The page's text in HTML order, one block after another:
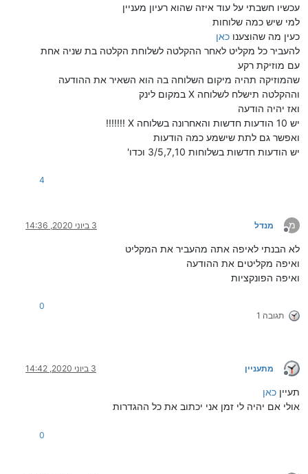
עכשיו חשבתי על עוד איזה שהוא רעיון מעניין
למי שיש כמה שלוחות
כעין מה שהוצענו כאן
להעביר כל מקליט לאחר ההקלטה לשלוחת הקלטה בת שניה אחת
עם מוזיקת רקע
שהמוזיקה תהיה מיקום השלוחה בה הוא השאיר את ההודעה
וההקלטה תישלח לשלוחה X במקום לינק
ואז יהיה הודעה
יש 10 הודעות חדשות והאחרונה בשלוחה X !!!!!!!
ואפשר גם לתת שישמע כמה הודעות
יש הודעות חדשות בשלוחות 3/5,7,10 וכדו'
4
מ
מנותק
מנדל 3 ביוני 2020, 14:36
לא הבנתי לאיפה אתה מהעביר את המקליט
ואיפה מקליטים את ההודעה
ואיפה הפונקציות
תגובה 1
0
מנותק
מתעניין 3 ביוני 2020, 14:42
תעיין כאן
אולי אם יהיה לי זמן אני יכתוב את כל ההגדרות
0